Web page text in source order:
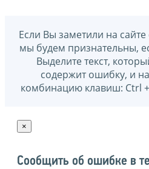
Если Вы заметили на
мы будем признательны,
Выделите текст,
содержит ошибку, и
комбинацию клавиш: Ctrl
×
Сообщить об ошибке в